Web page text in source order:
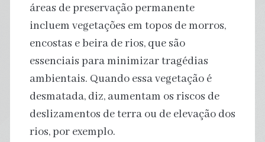
áreas de preservação permanente
incluem vegetações em topos de morros,
encostas e beira de rios, que são
essenciais para minimizar tragédias
ambientais. Quando essa vegetação é
desmatada, diz, aumentam os riscos de
deslizamentos de terra ou de elevação dos
rios, por exemplo.